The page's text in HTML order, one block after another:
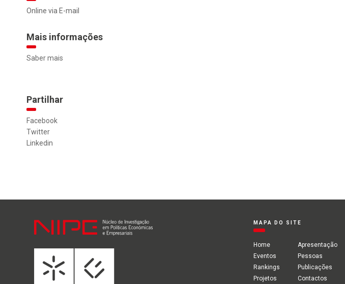
Online via E-mail
Mais informações
Saber mais
Partilhar
Facebook
Twitter
Linkedin
MAPA DO SITE
Home
Apresentação
Eventos
Pessoas
Rankings
Publicações
Projetos
Contactos